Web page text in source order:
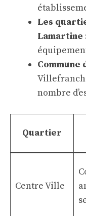
Les
Lamartine
Commune
nombre
Quartier
Centre Ville